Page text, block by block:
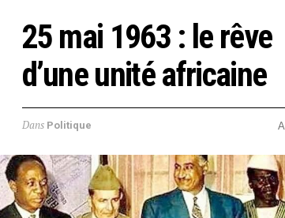
25 mai 1963 : le rêve
d’une unité africaine
Dans Politique A